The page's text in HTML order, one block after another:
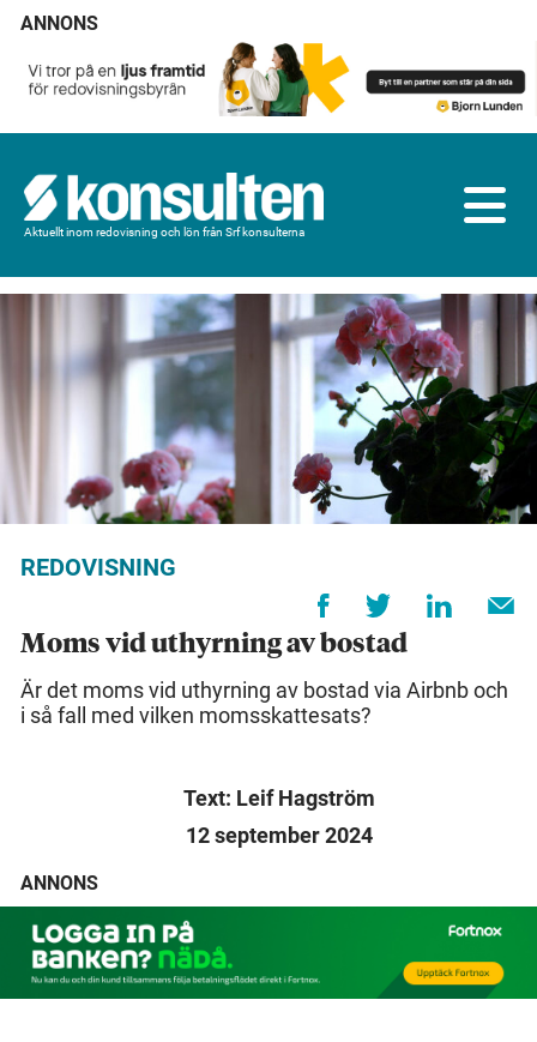
ANNONS
Aktuellt inom redovisning och lön från Srf konsulterna
REDOVISNING
Moms vid uthyrning av bostad
Är det moms vid uthyrning av bostad via Airbnb och
i så fall med vilken momsskattesats?
Text: Leif Hagström
12 september 2024
ANNONS